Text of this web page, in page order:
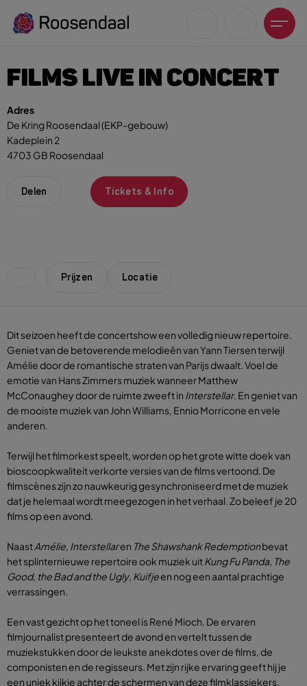
Zoeksuggesties
Wandelen
FILMS LIVE IN CONCERT
Adres
De Kring Roosendaal (EKP-gebouw)
Kadeplein 2
4703 GB Roosendaal
Delen Tickets & Info
Prijzen Locatie
Dit seizoen heeft de concertshow een volledig nieuw repertoire.
Geniet van de betoverende melodieën van Yann Tiersen terwijl
Amélie door de romantische straten van Parijs dwaalt. Voel de
emotie van Hans Zimmers muziek wanneer Matthew
McConaughey door de ruimte zweeft in Interstellar. En geniet van
de mooiste muziek van John Williams, Ennio Morricone en vele
anderen.
Terwijl het filmorkest speelt, worden op het grote witte doek van
bioscoopkwaliteit verkorte versies van de films vertoond. De
filmscènes zijn zo nauwkeurig gesynchroniseerd met de muziek
dat je helemaal wordt meegezogen in het verhaal. Zo beleef je 20
films op een avond.
NaastAmélie, Interstellaren The Shawshank Redemptionbevat
het splinternieuwe repertoire ook muziek uitKung Fu Panda, The
Good, the Bad and the Ugly, Kuifjeen nog een aantal prachtige
verrassingen.
Een vast gezicht op het toneel is René Mioch. De ervaren
filmjournalist presenteert de avond en vertelt tussen de
muziekstukken door de leukste anekdotes over de films, de
componisten en de regisseurs. Met zijn rijke ervaring geeft hij je
een uniek kijkje achter de schermen van deze filmklassiekers.